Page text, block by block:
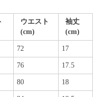
ウエスト
(cm)
袖丈
(cm)
72 17
76 17.5
80 18